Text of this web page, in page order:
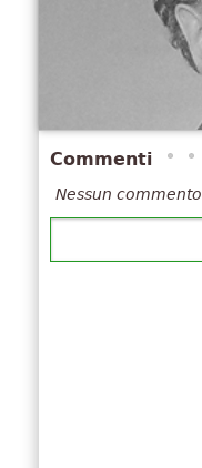
Commenti
Nessun commento